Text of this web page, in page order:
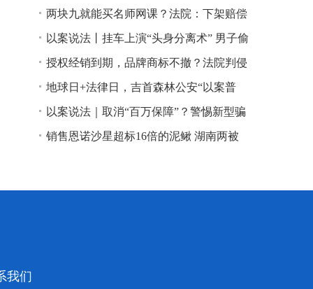
谁说了算？
两块九就能买名师网课？法院：下架赔偿
以案说法丨挂车上演“头身分离术” 男子偷
逃高速通行费获刑
授权经销到期，品牌商标不撤？法院判侵
权！
地球日+法律日，吉首森林公安“以案普
法”
以案说法｜取消“百万保障”？警惕新型骗
局！
销售恩诺沙星超标16倍的泥鳅 湖南两被
我们